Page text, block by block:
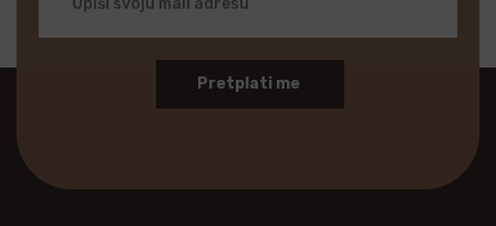
Pretplati me